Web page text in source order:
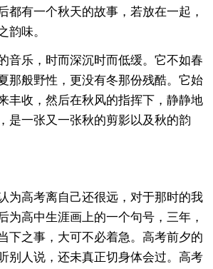
都有一个秋天的故事，若放在一起，
韵味。
乐，时而深沉时而低缓。它不如春
那般野性，更没有冬那份残酷。它始
丰收，然后在秋风的指挥下，静静地
是一张又一张秋的剪影以及秋的韵
高考离自己还很远，对于那时的我
为高中生涯画上的一个句号，三年，
下之事，大可不必着急。高考前夕的
别人说，还未真正切身体会过。高考